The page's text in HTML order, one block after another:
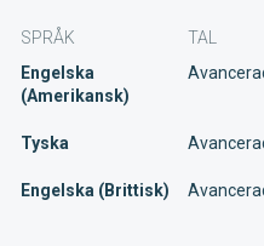
SPRÅK TAL
Engelska
(Amerikansk)
Tyska
Engelska (Brittisk)